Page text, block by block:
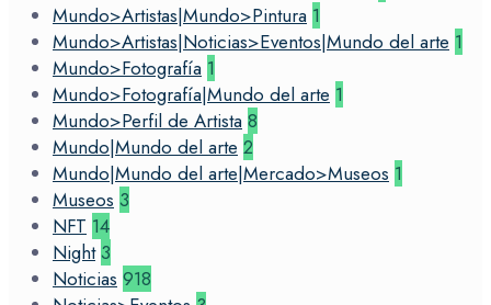
Mundo>Artistas|Mundo>Pintura 1
Mundo>Artistas|Noticias>Eventos|Mundo del arte 1
Mundo>Fotografía 1
Mundo>Fotografía|Mundo del arte 1
Mundo>Perfil de Artista 8
Mundo|Mundo del arte 2
Mundo|Mundo del arte|Mercado>Museos 1
Museos 3
NFT 14
Night 3
Noticias 918